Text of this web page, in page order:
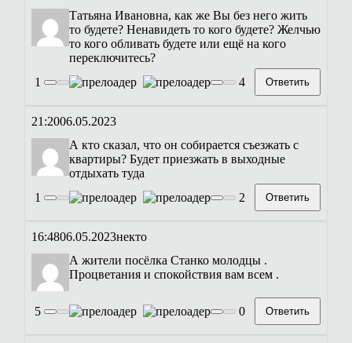
Татьяна Ивановна, как же Вы без него жить
то будете? Ненавидеть то кого будете? Желчью
то кого обливать будете или ещё на кого
переключитесь?
1
4 Ответить
21:2006.05.2023
А кто сказал, что он собирается съезжать с
квартиры? Будет приезжать в выходные
отдыхать туда
1
2 Ответить
16:4806.05.2023некто
А жители посёлка Станко молодцы .
Процветания и спокойствия вам всем .
5 0 Ответить